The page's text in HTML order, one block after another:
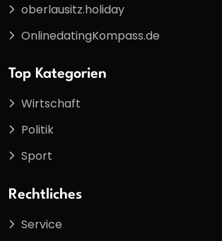
oberlausitz.holiday
OnlinedatingKompass.de
Top Kategorien
Wirtschaft
Politik
Sport
Rechtliches
Service